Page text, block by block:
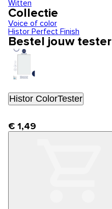
Witten
Collectie
Voice of color
Histor Perfect Finish
Bestel jouw tester
Histor ColorTester
€ 1,49